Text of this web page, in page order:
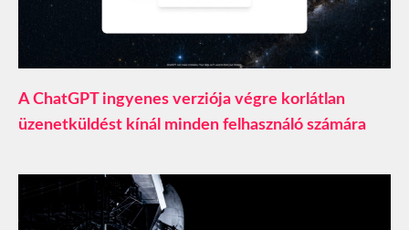
A ChatGPT ingyenes verziója végre korlátlan
üzenetküldést kínál minden felhasználó számára